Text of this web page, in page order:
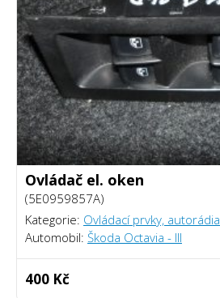
Ovládač el. oken
(5E0959857A)
Kategorie: Ovládací prvky, autorádia
Automobil: Škoda Octavia - III
400 Kč